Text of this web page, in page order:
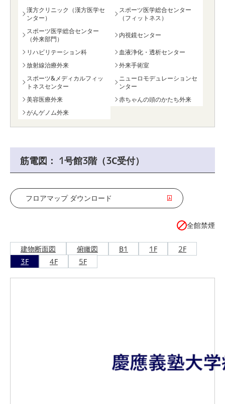
漢方クリニック（漢方医学セ
ンター）
スポーツ医学総合センター
（フィットネス）
スポーツ医学総合センター
（外来部門）
内視鏡センター
リハビリテーション科
血液浄化・透析センター
放射線治療外来
外来手術室
スポーツ&メディカルフィッ
トネスセンター
ニューロモデュレーションセ
ンター
美容医療外来
赤ちゃんの頭のかたち外来
がんゲノム外来
筋電図： 1号館3階（3C受付）
フロアマップ ダウンロード
全館禁煙
建物断面図 俯瞰図 B1 1F
2F
3F
4F 5F